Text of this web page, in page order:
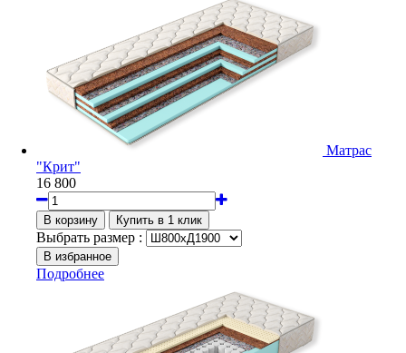
Матрас
"Крит"
16 800
Выбрать размер :
Подробнее